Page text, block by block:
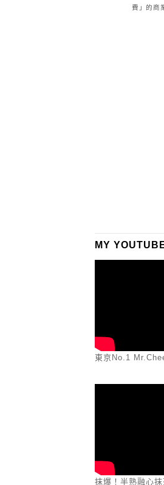
費」的商
MY
東京No.1
抹爆！半熟融心